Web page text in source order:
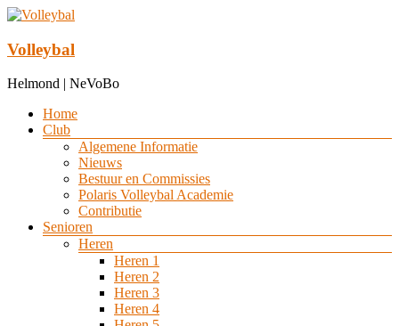
Ga
de
inhoud
Volleybal
Helmond | NeVoBo
Menu
Home
Club
Algemene Informatie
Nieuws
Bestuur en Commissies
Polaris Volleybal Academie
Contributie
Senioren
Heren
Heren 1
Heren 2
Heren 3
Heren 4